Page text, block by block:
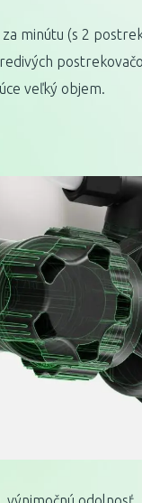
minútu (s 2
veľký objem.